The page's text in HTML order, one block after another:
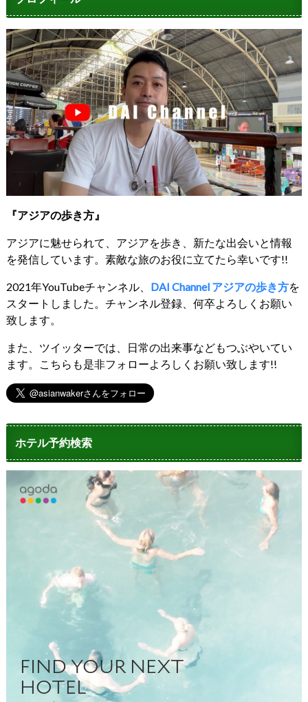
『アジアの歩き方』
アジアに魅せられて、アジアを歩き、新たな出会いと情報
を発信しています。素敵な旅のお役に立てたら幸いです!!
2021年YouTubeチャンネル、 DAI Channel アジアの歩き方を
スタートしました。チャンネル登録、何卒よろしくお願い
致します。
また、ツイッターでは、日常の出来事などもつぶやいてい
ます。こちらも是非フォローよろしくお願い致します!!
ホテル予約検索